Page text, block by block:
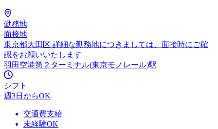
勤務地
面接地
東京都大田区 詳細な勤務地につきましては、面接時にご確
認をお願いいたします
羽田空港第２ターミナル(東京モノレール)駅
シフト
週3日からOK
交通費支給
未経験OK